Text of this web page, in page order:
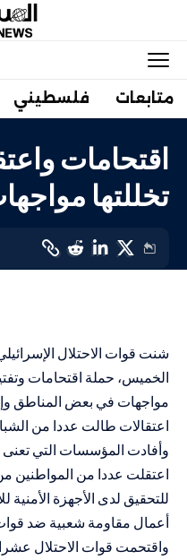
متابعات فلسطيني
اقتحامات
تخللتها
شنت قوات الاحتلال
الخميس، حملة اقتحامات
مواجهات في بعض المناطق
اعتقالات طالت عددا من
وأفادت المؤسسات التي
اعتقلت عددا من المواطنين
للتحقيق لدى الأجهزة
أعمال مقاومة شعبية ضد
واقتحمت قوات الاحتلال